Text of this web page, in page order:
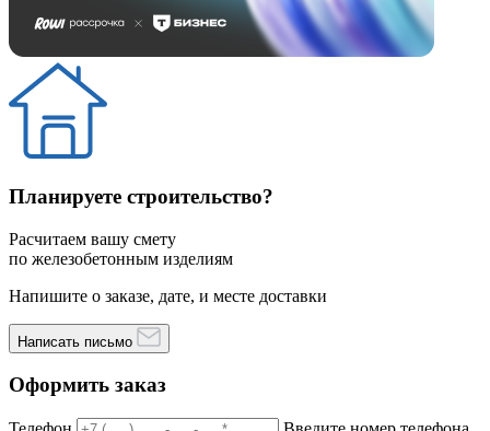
Планируете строительство?
Расчитаем вашу смету
по железобетонным изделиям
Напишите о заказе, дате, и месте доставки
Написать письмо
Оформить заказ